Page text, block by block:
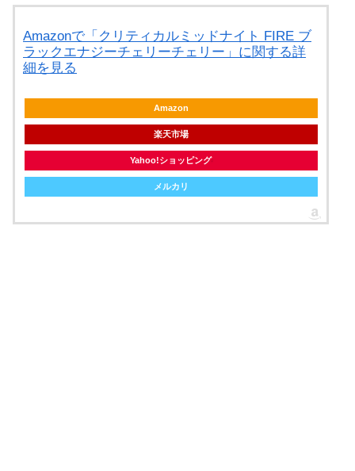
Amazonで「クリティカルミッドナイト FIRE ブ
ラックエナジーチェリーチェリー」に関する詳
細を見る
Amazon
楽天市場
Yahoo!ショッピング
メルカリ